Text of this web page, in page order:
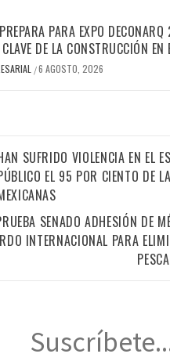
PARA EXPO
DE LA CONSTRUCCIÓN EN
/6 AGOSTO, 2026
SUFRIDO VIOLENCIA EN EL
EL 95 POR CIENTO DE
SENADO ADHESIÓN DE
INTERNACIONAL PARA